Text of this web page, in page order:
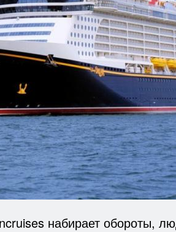
набирает обороты,